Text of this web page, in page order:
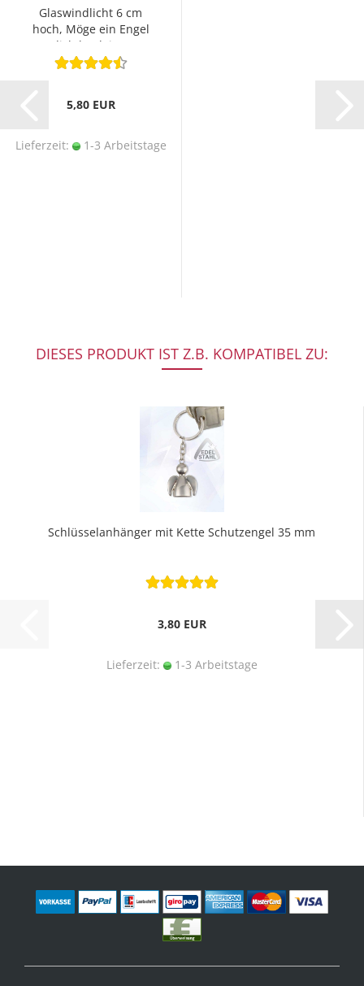
Glaswindlicht 6 cm
hoch, Möge ein Engel
dich begleiten
5,80 EUR
Lieferzeit: 1-3 Arbeitstage
DIESES PRODUKT IST Z.B. KOMPATIBEL ZU:
Schlüsselanhänger mit Kette Schutzengel 35 mm
3,80 EUR
Lieferzeit: 1-3 Arbeitstage